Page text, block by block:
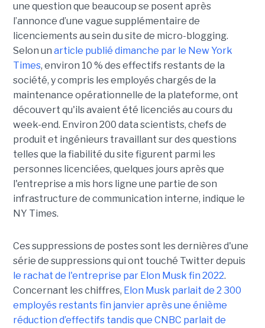
une question que beaucoup se posent après
l’annonce d’une vague supplémentaire de
licenciements au sein du site de micro-blogging.
Selon un article publié dimanche par le New York
Times, environ 10 % des effectifs restants de la
société, y compris les employés chargés de la
maintenance opérationnelle de la plateforme, ont
découvert qu'ils avaient été licenciés au cours du
week-end. Environ 200 data scientists, chefs de
produit et ingénieurs travaillant sur des questions
telles que la fiabilité du site figurent parmi les
personnes licenciées, quelques jours après que
l'entreprise a mis hors ligne une partie de son
infrastructure de communication interne, indique le
NY Times.
Ces suppressions de postes sont les dernières d'une
série de suppressions qui ont touché Twitter depuis
le rachat de l'entreprise par Elon Musk fin 2022.
Concernant les chiffres, Elon Musk parlait de 2 300
employés restants fin janvier après une énième
réduction d’effectifs tandis que CNBC parlait de